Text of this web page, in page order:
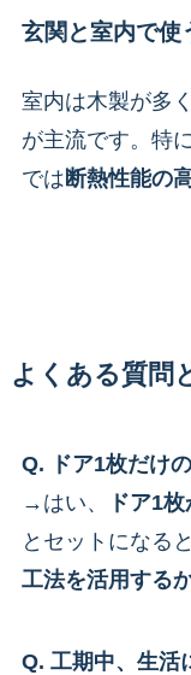
玄関と室内で使
室内は木製が多
が主流です。特
では断熱性能の
よくある質問
Q. ドア1枚だけ
→はい、
ドア1
とセットになる
工法を活用する
Q. 工期中、生活